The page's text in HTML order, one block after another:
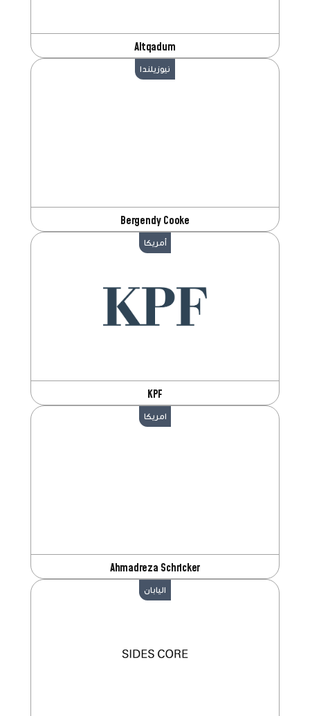
Altqadum
Bergendy Cooke
نيوزيلندا
KPF
أمريكا
Ahmadreza Schricker
امريكا
اليابان